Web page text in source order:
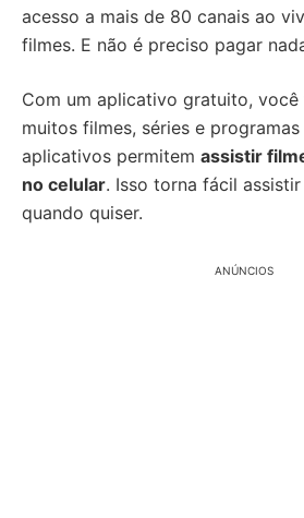
acesso a mais de 80 canais ao
filmes. E não é preciso pagar
Com um aplicativo gratuito, você
muitos filmes, séries e
aplicativos permitem assistir
no celular. Isso torna fácil
quando quiser.
ANÚNCIOS